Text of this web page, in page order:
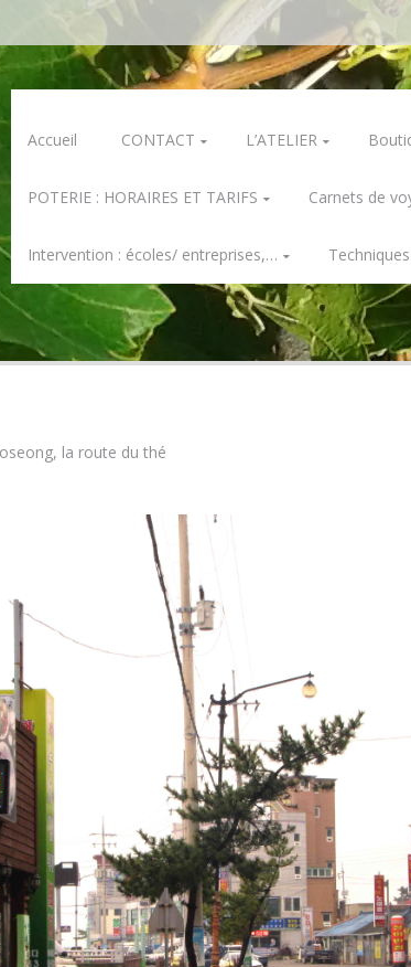
Skip
Accueil CONTACT L’ATELIER
POTERIE : HORAIRES ET TARIFS Carnets de
Intervention : écoles/ entreprises,…
la route du thé